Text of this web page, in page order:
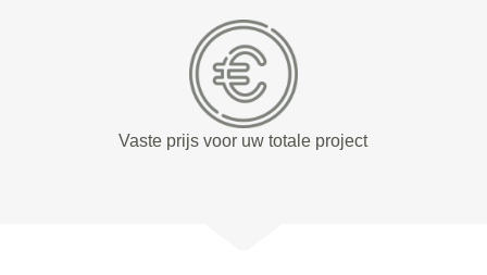
Vaste prijs voor uw totale project